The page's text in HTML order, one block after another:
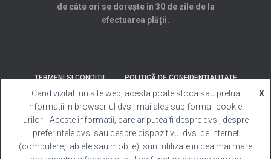
de câte ori se dorește în 30 de zile de la
efectuarea plății.
TERMENI SI CONDITII POLITICĂ DE CONFIDENȚIALITATE
SOLUȚIONAREA LITIGIILOR ANPC CONTACT
Template Cabina Foto| Copyright © 2025 Toate
Cand vizitati un site web, acesta poate stoca sau prelua
informatii in browser-ul dvs., mai ales sub forma "cookie-
urilor". Aceste informatii, care ar putea fi despre dvs., despre
preferintele dvs. sau despre dispozitivul dvs. de internet
(computere, tablete sau mobile), sunt utilizate in cea mai mare
X